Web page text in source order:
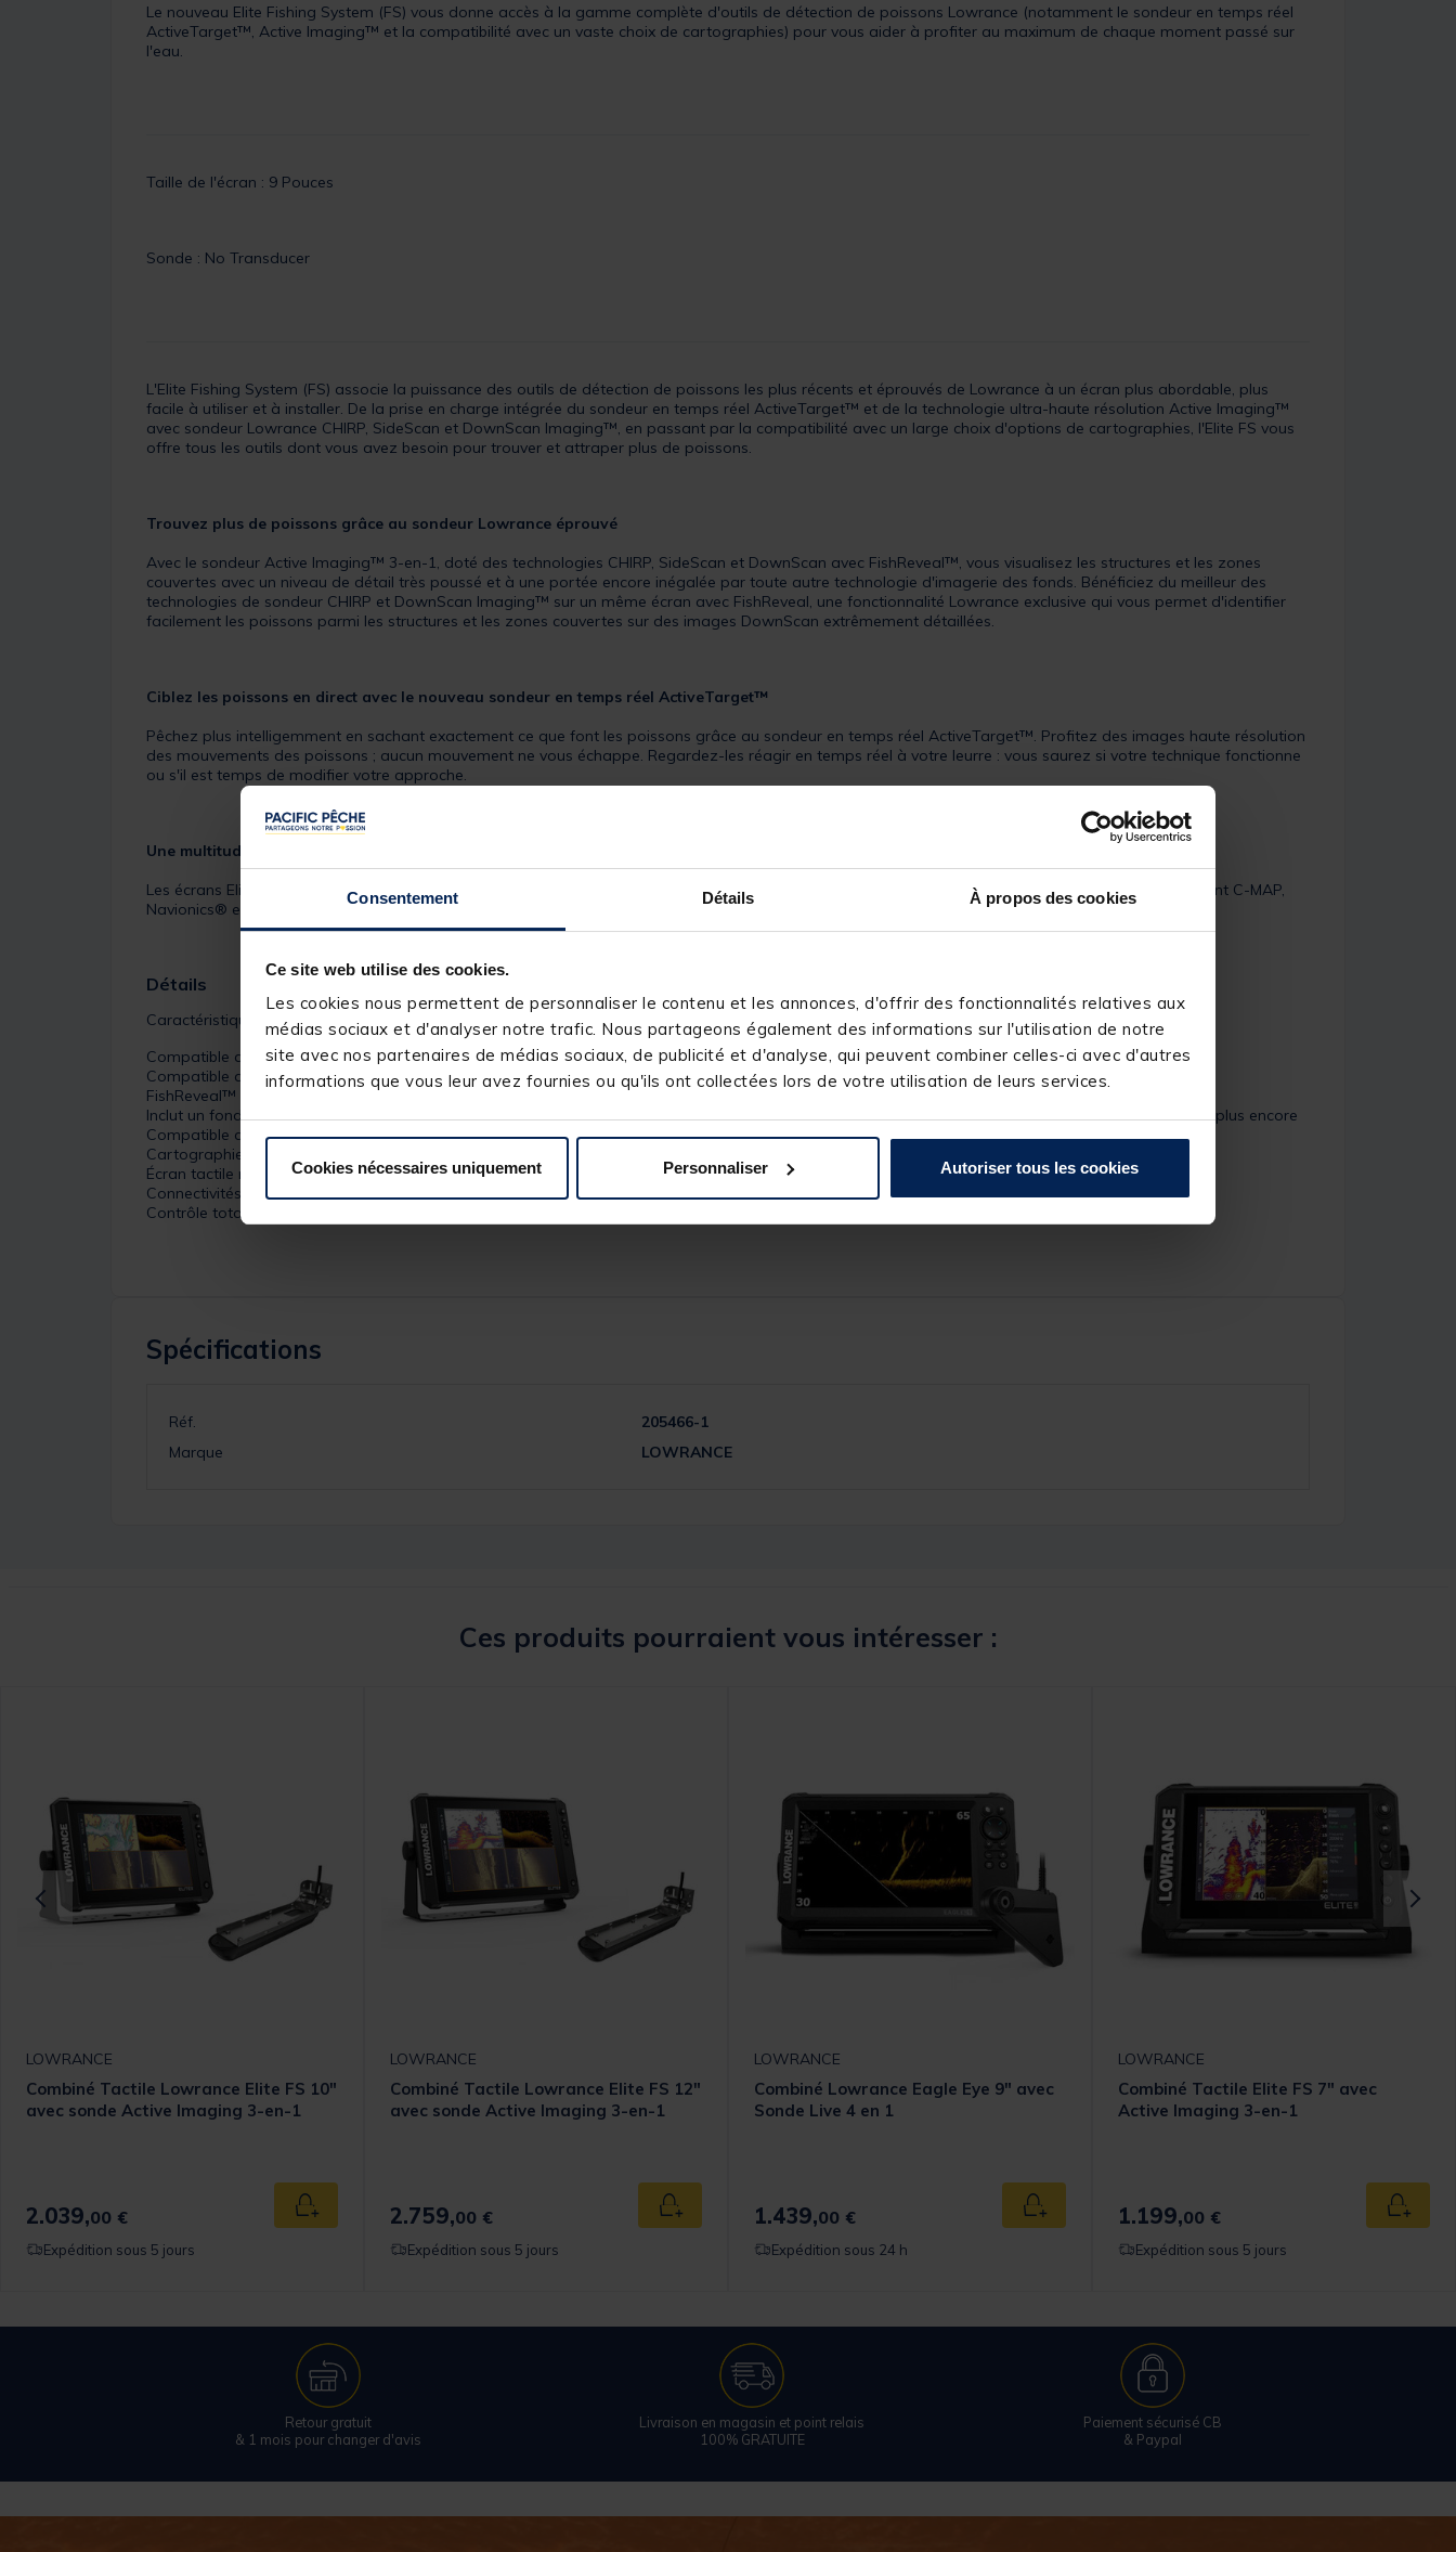
Consentement Détails À propos des cookies
Ce site web utilise des cookies.
Les cookies nous permettent de personnaliser le contenu et les annonces, d'offrir des fonctionnalités relatives aux
médias sociaux et d'analyser notre trafic. Nous partageons également des informations sur l'utilisation de notre
site avec nos partenaires de médias sociaux, de publicité et d'analyse, qui peuvent combiner celles-ci avec d'autres
informations que vous leur avez fournies ou qu'ils ont collectées lors de votre utilisation de leurs services.
Cookies nécessaires uniquement Personnaliser Autoriser tous les cookies
Le nouveau Elite Fishing System (FS) vous donne accès à la gamme complète d'outils de détection de poissons Lowrance (notamment le sondeur en temps réel
ActiveTarget™, Active Imaging™ et la compatibilité avec un vaste choix de cartographies) pour vous aider à profiter au maximum de chaque moment passé sur
l'eau.
Taille de l'écran : 9 Pouces
Sonde : No Transducer
L'Elite Fishing System (FS) associe la puissance des outils de détection de poissons les plus récents et éprouvés de Lowrance à un écran plus abordable, plus
facile à utiliser et à installer. De la prise en charge intégrée du sondeur en temps réel ActiveTarget™ et de la technologie ultra-haute résolution Active Imaging™
avec sondeur Lowrance CHIRP, SideScan et DownScan Imaging™, en passant par la compatibilité avec un large choix d'options de cartographies, l'Elite FS vous
offre tous les outils dont vous avez besoin pour trouver et attraper plus de poissons.
Trouvez plus de poissons grâce au sondeur Lowrance éprouvé
Avec le sondeur Active Imaging™ 3-en-1, doté des technologies CHIRP, SideScan et DownScan avec FishReveal™, vous visualisez les structures et les zones
couvertes avec un niveau de détail très poussé et à une portée encore inégalée par toute autre technologie d'imagerie des fonds. Bénéficiez du meilleur des
technologies de sondeur CHIRP et DownScan Imaging™ sur un même écran avec FishReveal, une fonctionnalité Lowrance exclusive qui vous permet d'identifier
facilement les poissons parmi les structures et les zones couvertes sur des images DownScan extrêmement détaillées.
Ciblez les poissons en direct avec le nouveau sondeur en temps réel ActiveTarget™
Pêchez plus intelligemment en sachant exactement ce que font les poissons grâce au sondeur en temps réel ActiveTarget™. Profitez des images haute résolution
des mouvements des poissons ; aucun mouvement ne vous échappe. Regardez-les réagir en temps réel à votre leurre : vous saurez si votre technique fonctionne
ou s'il est temps de modifier votre approche.
Une multitude d'options de carte
Les écrans Elite FS intègrent un fond cartographique mondial de base et sont compatibles avec un large choix d'options de cartographies, notamment C-MAP,
Navionics® et plus encore.
Détails
Caractéristiques du Elite FS 9 Combiné Tactile 9" SANS SONDE
Compatible avec le sondeur en temps réel ActiveTarget™
Compatible avec Active Imaging 3-en-1
FishReveal™
Inclut un fond cartographique mondial de base, et est compatible avec un large choix d'options de cartographies, notamment C-MAP, Navionics® et plus encore
Compatible avec les fonctionnalités Easy Routing de C-MAP® et Autorouting de Navionics®
Cartographie en temps réel sur l'écran avec C-MAP Genesis Live
Écran tactile multitouch haute résolution
Connectivités sans fil, NMEA 2000® et Ethernet intégrées
Contrôle total via écran tactile des ancrages Power Pole® et du moteur électrique avant Ghost®
Spécifications
Réf.
205466-1
Marque
LOWRANCE
Ces produits pourraient vous intéresser :
panier
LOWRANCE
Combiné Tactile Lowrance Elite FS 10"
avec sonde Active Imaging 3-en-1
2.039,00 € Ajouter au panier
Expédition sous 5 jours
LOWRANCE
Combiné Tactile Lowrance Elite FS 12"
avec sonde Active Imaging 3-en-1
2.759,00 € Ajouter au panier
Expédition sous 5 jours
LOWRANCE
Combiné Lowrance Eagle Eye 9" avec
Sonde Live 4 en 1
1.439,00 € Ajouter au panier
Expédition sous 24 h
LOWRANCE
Combiné Tactile Elite FS 7" avec
Active Imaging 3-en-1
1.199,00 € Ajouter
Expédition sous 5 jours
Retour gratuit
& 1 mois pour changer d'avis
Livraison en magasin et point relais
100% GRATUITE
Paiement sécurisé CB
& Paypal